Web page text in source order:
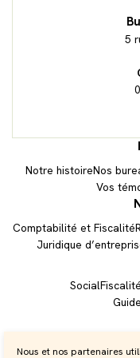
5
Notre histoireNos
Vos
Comptabilité et Fiscalité
Juridique
SocialFiscalité
Nous et nos partenaires